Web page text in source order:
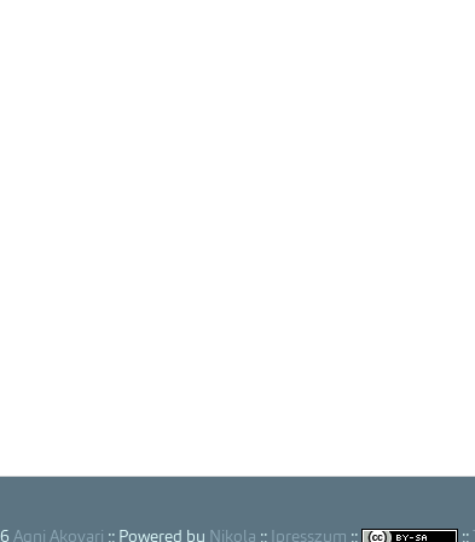
Agni Akovari :: Powered by Nikola :: Ipresszum :: ::